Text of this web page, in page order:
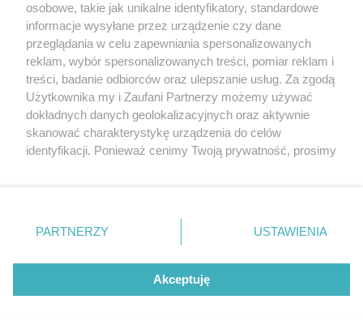
POGODA
26℃
Zobacz prognozę na 3 dni
Copyright © 2022 Kurier Szczeciński sp. z o.o.
Wszelkie prawa zastrzeżone
Nota wydawnicza
Nota prawna
Polityka prywatności
Reklama
osobowe, takie jak unikalne identyfikatory, standardowe
informacje wysyłane przez urządzenie czy dane
przeglądania w celu zapewniania spersonalizowanych
reklam, wybór spersonalizowanych treści, pomiar reklam i
treści, badanie odbiorców oraz ulepszanie usług. Za zgodą
Użytkownika my i Zaufani Partnerzy możemy używać
dokładnych danych geolokalizacyjnych oraz aktywnie
skanować charakterystykę urządzenia do celów
identyfikacji. Ponieważ cenimy Twoją prywatność, prosimy
prywatności znajdujący się w lewym dolnym rogu strony
. Niektóre rodzaje przetwarzania danych nie wymagają
takiemu przetwarzaniu. Preferencje będą miały
zastosowania tylko na tej witrynie.
PARTNERZY USTAWIENIA
Akceptuję